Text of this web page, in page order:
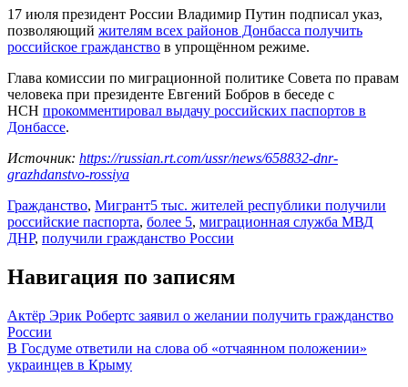
17 июля президент России Владимир Путин подписал указ,
позволяющий жителям всех районов Донбасса получить
российское гражданство в упрощённом режиме.
Глава комиссии по миграционной политике Совета по правам
человека при президенте Евгений Бобров в беседе с
НСН прокомментировал выдачу российских паспортов в
Донбассе.
Источник: https://russian.rt.com/ussr/news/658832-dnr-
grazhdanstvo-rossiya
Гражданство, Мигрант5 тыс. жителей республики получили
российские паспорта, более 5, миграционная служба МВД
ДНР, получили гражданство России
Навигация по записям
Актёр Эрик Робертс заявил о желании получить гражданство
России
В Госдуме ответили на слова об «отчаянном положении»
украинцев в Крыму